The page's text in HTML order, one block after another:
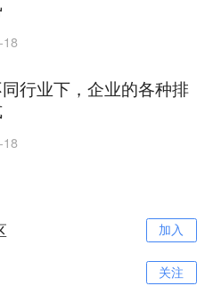
行业下，企业的各种排
加入
关注